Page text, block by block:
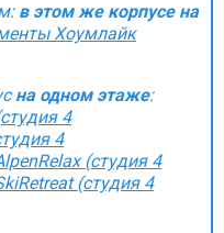
в этом же корпусе на
Хоумлайк
на одном этаже:
4
4
(студия 4
(студия 4